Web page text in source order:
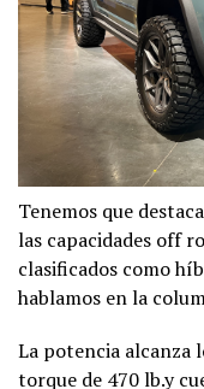
Tenemos que
las capacidades off
clasificados como
hablamos en la
La potencia alcanza
torque de 470 lb.y